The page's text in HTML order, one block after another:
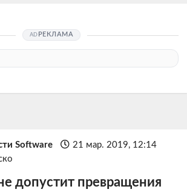
РЕКЛАМА
Software
21 мар. 2019, 12:14
допустит превращения